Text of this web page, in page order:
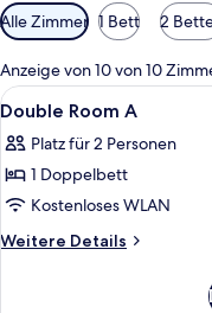
Verfügbare
Filter
für
Zimmer
Alle Zimmer 1 Bett 2
Anzeige von 10 von 10
Alle
Fotos
für
Double
Room
A
1
Double Room A
Platz für 2 Personen
1 Doppelbett
Kostenloses WLAN
Weitere Details
Weitere